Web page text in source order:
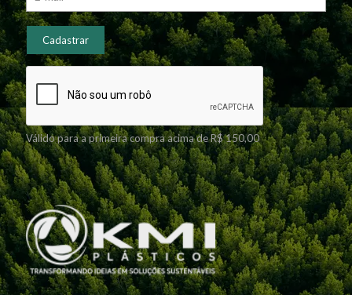
Válido para a primeira compra acima de R$ 150,00